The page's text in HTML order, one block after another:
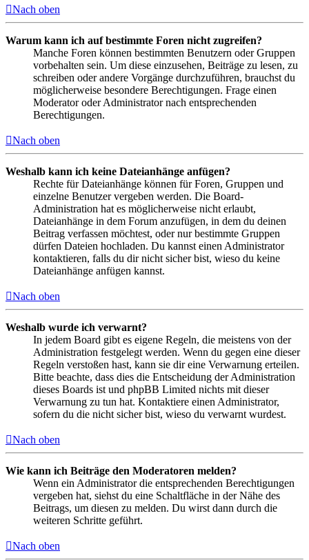
Nach oben
Warum kann ich auf bestimmte Foren nicht zugreifen?
Manche Foren können bestimmten Benutzern oder Gruppen
vorbehalten sein. Um diese einzusehen, Beiträge zu lesen, zu
schreiben oder andere Vorgänge durchzuführen, brauchst du
möglicherweise besondere Berechtigungen. Frage einen
Moderator oder Administrator nach entsprechenden
Berechtigungen.
Nach oben
Weshalb kann ich keine Dateianhänge anfügen?
Rechte für Dateianhänge können für Foren, Gruppen und
einzelne Benutzer vergeben werden. Die Board-
Administration hat es möglicherweise nicht erlaubt,
Dateianhänge in dem Forum anzufügen, in dem du deinen
Beitrag verfassen möchtest, oder nur bestimmte Gruppen
dürfen Dateien hochladen. Du kannst einen Administrator
kontaktieren, falls du dir nicht sicher bist, wieso du keine
Dateianhänge anfügen kannst.
Nach oben
Weshalb wurde ich verwarnt?
In jedem Board gibt es eigene Regeln, die meistens von der
Administration festgelegt werden. Wenn du gegen eine dieser
Regeln verstoßen hast, kann sie dir eine Verwarnung erteilen.
Bitte beachte, dass dies die Entscheidung der Administration
dieses Boards ist und phpBB Limited nichts mit dieser
Verwarnung zu tun hat. Kontaktiere einen Administrator,
sofern du die nicht sicher bist, wieso du verwarnt wurdest.
Nach oben
Wie kann ich Beiträge den Moderatoren melden?
Wenn ein Administrator die entsprechenden Berechtigungen
vergeben hat, siehst du eine Schaltfläche in der Nähe des
Beitrags, um diesen zu melden. Du wirst dann durch die
weiteren Schritte geführt.
Nach oben